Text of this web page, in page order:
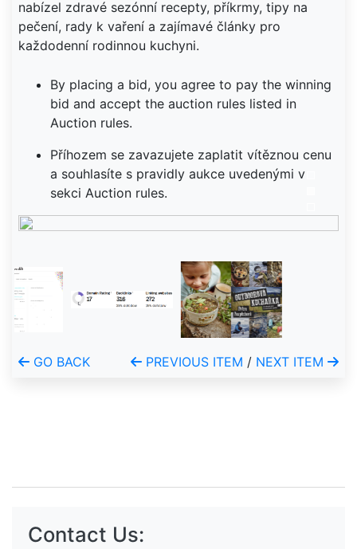
nabízel zdravé sezónní recepty, příkrmy, tipy na
pečení, rady k vaření a zajímavé články pro
každodenní rodinnou kuchyni.
By placing a bid, you agree to pay the winning
bid and accept the auction rules listed in
Auction rules.
Příhozem se zavazujete zaplatit vítěznou cenu
a souhlasíte s pravidly aukce uvedenými v
sekci Auction rules.
GO BACK PREVIOUS ITEM / NEXT ITEM
Contact Us: